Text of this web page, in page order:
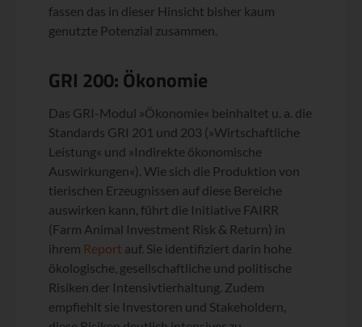
fassen das in dieser Hinsicht bisher kaum
genutzte Potenzial zusammen.
GRI 200: Ökonomie
Das GRI-Modul »Ökonomie« beinhaltet u. a. die
Standards GRI 201 und 203 (»Wirtschaftliche
Leistung« und »Indirekte ökonomische
Auswirkungen«). Wie sich die Produktion von
tierischen Erzeugnissen auf diese Bereiche
auswirken kann, führt die Initiative FAIRR
(Farm Animal Investment Risk & Return) in
ihrem Report auf. Sie identifiziert darin hohe
ökologische, gesellschaftliche und politische
Risiken der Intensivtierhaltung. Zudem
empfiehlt sie Investoren und Stakeholdern,